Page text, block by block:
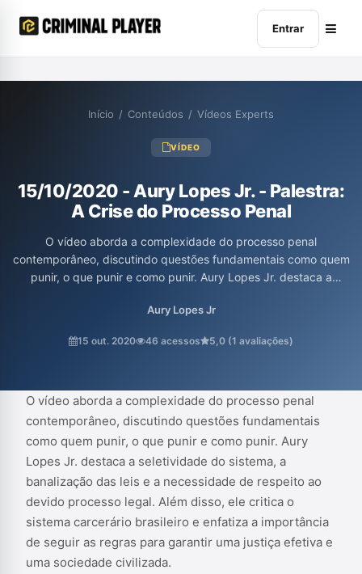
Entrar
Início / Conteúdos / Vídeos Experts
VÍDEO
15/10/2020 - Aury Lopes Jr. - Palestra:
A Crise do Processo Penal
O vídeo aborda a complexidade do processo penal
contemporâneo, discutindo questões fundamentais como quem
punir, o que punir e como punir. Aury Lopes Jr. destaca a
de respeito ao devido processo legal. Além disso, ele critica o
as regras para garantir uma justiça efetiva e uma sociedade
Aury Lopes Jr
15 out. 2020 46 acessos 5,0 (1 avaliações)
O vídeo aborda a complexidade do processo penal
contemporâneo, discutindo questões fundamentais
como quem punir, o que punir e como punir. Aury
Lopes Jr. destaca a seletividade do sistema, a
banalização das leis e a necessidade de respeito ao
devido processo legal. Além disso, ele critica o
sistema carcerário brasileiro e enfatiza a importância
de seguir as regras para garantir uma justiça efetiva e
uma sociedade civilizada.